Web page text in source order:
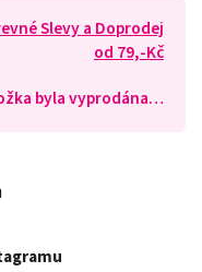
Slevy a Doprodej
od 79,-Kč
byla vyprodána…